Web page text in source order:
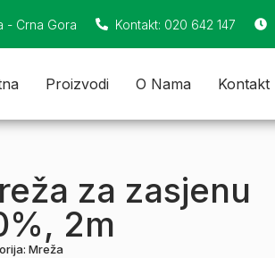
- Crna Gora Kontakt: 020 642 147
Proizvodi O Nama Kontakt
za zasjenu
2m
Mreža